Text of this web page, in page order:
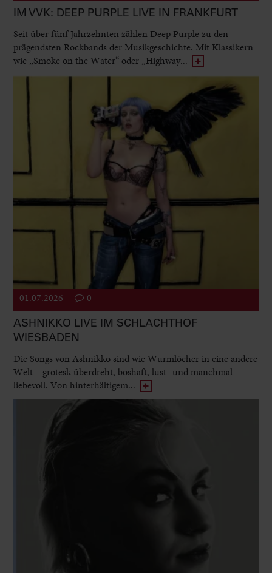
IM VVK: DEEP PURPLE LIVE IN FRANKFURT
Seit über fünf Jahrzehnten zählen Deep Purple zu den
prägendsten Rockbands der Musikgeschichte. Mit Klassikern
wie „Smoke on the Water“ oder „Highway...
01.07.2026 0
ASHNIKKO LIVE IM SCHLACHTHOF
WIESBADEN
Die Songs von Ashnikko sind wie Wurmlöcher in eine andere
Welt – grotesk überdreht, boshaft, lust- und manchmal
liebevoll. Von hinterhältigem...